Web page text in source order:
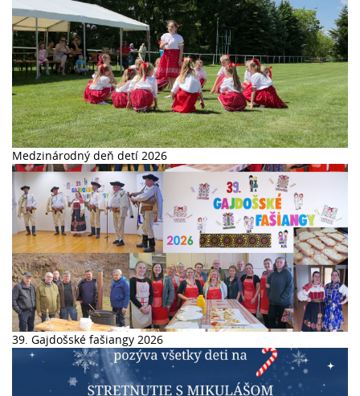
Medzinárodný deň detí 2026
39. Gajdošské fašiangy 2026